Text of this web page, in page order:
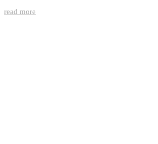
read more